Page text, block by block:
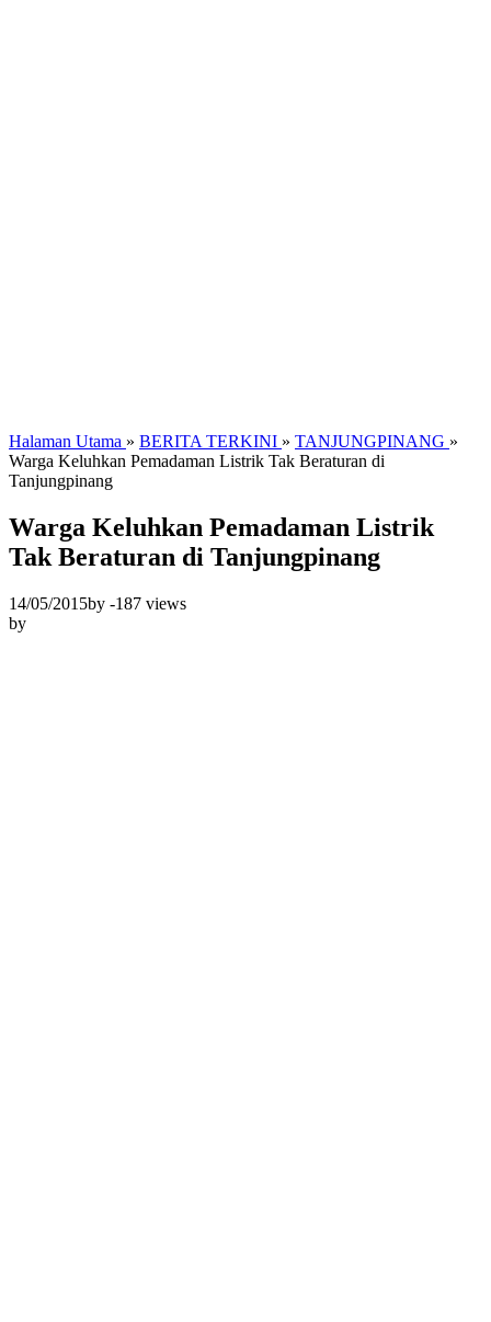
Halaman Utama » BERITA TERKINI » TANJUNGPINANG »
Warga Keluhkan Pemadaman Listrik Tak Beraturan di
Tanjungpinang
Warga Keluhkan Pemadaman Listrik
Tak Beraturan di Tanjungpinang
14/05/2015by -187 views
by